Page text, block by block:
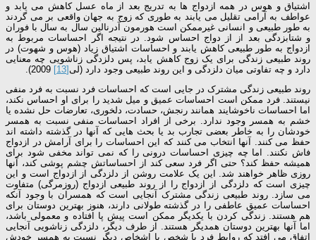
اشتیاق و هوس در همه ازدواج ها به تدریج بعد از ماه عسل کاهش می یابد و
عواطف به آرامی تقلیل می یابند به طوری که زوج به جهان واقعی بر می گردند
به طور طبیعی و انسانی غیرممکن است هورمون آدرنالین سال به سال با فوران
و شتابزدگی بعد از از دواج احساس شود. در نتیجه اگر احساسات مربوط به
ازدواج به طور طبیعی کاهش یابند و احساسات اشتیاق زیاد (هوس و شهوت) در
روند طبیعی زندگی برای یک زوج کاهش یابد، پس دلزدگی زناشویی چه معنایی
دارد و چه تفاوتی میان دلزدگی و این روند طبیعی وجود دارد (لی[13]
روند طبیعی زندگی مشترک در جایی است که احساسات فرد نسبت به فرد منفی
نیستند. فرد ممکن است احساسات عمیق و میل شدید را برای او احساس نکند،
اما احساسات ناخوشایند همانند رنجش، حسادت، دلخوری، تعارضات حل نشده یا
خشم به همسر وجود ندارد. برخی از افراد احساسات منفی نسبت به همسر
خودشان را به خاطر بعضی تجارب بد یا بحث هایی که آنها در گذشته داشته اند
حفظ می کنند. آنها انتخاب می کنند که این احساسات را برای آرامش در ازدواج
فاش نکنند. اما چه چیزی احساسات درونی را که نمی تواند مخفی شود برای
همیشه حفظ کند؟ حتی اگر فرد سعی کند از احساساتش چشم پوشی کند، آنها
روزی ظاهر خواهند شد. این یک علامت روشن از دلزدگی از ازدواج است و این
چیزی است که دلزدگی از ازدواج را از روند طبیعی ازدواج (روزمرگی) متفاوت
می سازد. روند طبیعی زندگی مشترک آنجایی است که همسران با وجود آنکه
احساسات عمیق عاطفی را در گذشته طولانی دارند، هنوز بهترین دوستان برای
هم هستند. زندگی کردن با یکدیگر ممکن است پیش پا افتاده و معمولی باشد،
اما آنها بهترین دوستان همدیگر هستند. از طرف دیگر، دلزدگی زناشویی آنجایی
اتفاق می افتد که روابط فرد با شخص یا اشخاص دیگر نسبت به همسر خودش